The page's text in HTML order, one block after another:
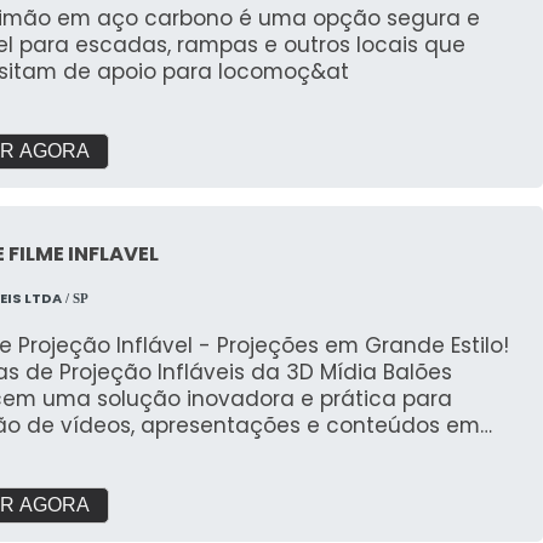
completa: Formatos, cores e impressões
Praticidade: Fácil transporte, montagem e
Durabilidade: Feitas com materiais
para uso frequente. Impacto visual:
à sua marca e torne seu evento inesquecível
solução que combina funcionalidade e
em aço carbono é uma opção segura e
para escadas, rampas e outros locais que
de apoio para locomoç&at
AGORA
FILME INFLAVEL
LTDA / SP
Projeção Inflável - Projeções em Grande Estilo!
de Projeção Infláveis da 3D Mídia Balões
uma solução inovadora e prática para
de vídeos, apresentações e conteúdos em
ao ar livre, cinemas a céu aberto, feiras,
e lançamentos de produtos, as telas
AGORA